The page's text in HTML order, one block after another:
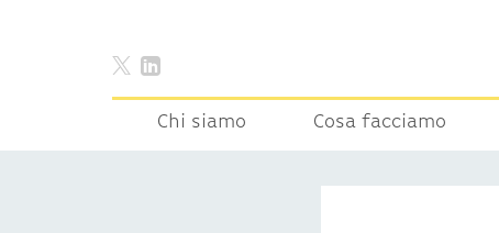
Chi siamo Cosa facciamo